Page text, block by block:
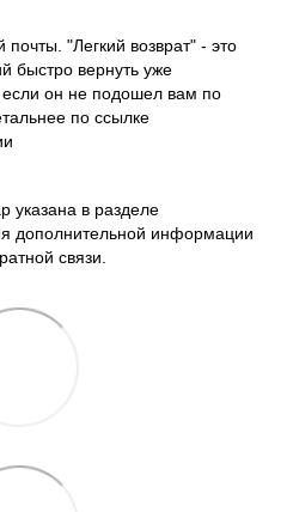
"Легкий возврат" - это
быстро вернуть уже
если он не подошел вам по
по ссылке
указана в разделе
дополнительной информации
связи.